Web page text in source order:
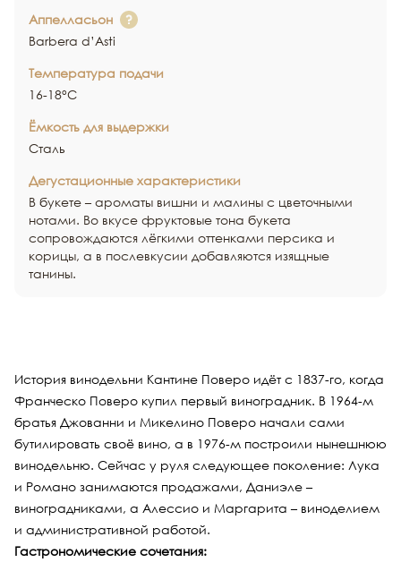
История винодельни Кантине Поверо идёт с 1837-го, когда
Франческо Поверо купил первый виноградник. В 1964-м
братья Джованни и Микелино Поверо начали сами
бутилировать своё вино, а в 1976-м построили нынешнюю
винодельню. Сейчас у руля следующее поколение: Лука
и Романо занимаются продажами, Даниэле –
виноградниками, а Алессио и Маргарита – виноделием
и административной работой.
Гастрономические сочетания:
Аппелласьон
Barbera d’Asti
Температура подачи
16-18°С
Ёмкость для выдержки
Сталь
Дегустационные характеристики
В букете – ароматы вишни и малины с цветочными
нотами. Во вкусе фруктовые тона букета
сопровождаются лёгкими оттенками персика и
корицы, а в послевкусии добавляются изящные
танины.